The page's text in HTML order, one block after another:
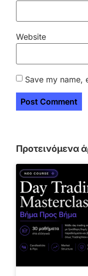
Website
Save my name,
Προτεινόμενα